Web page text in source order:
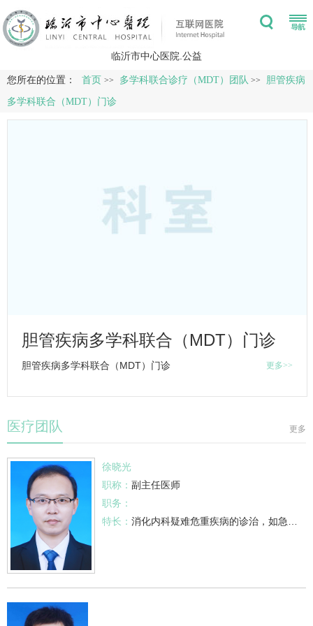
临沂市中心医院.公益
您所在的位置： 首页 >> 多学科联合诊疗（MDT）团队 >> 胆管疾病
多学科联合（MDT）门诊
胆管疾病多学科联合（MDT）门诊
胆管疾病多学科联合（MDT）门诊 更多>>
更多
医疗团队
徐晓光
职称： 副主任医师
职务：
特长： 消化内科疑难危重疾病的诊治，如急性上消化道大出血、重症